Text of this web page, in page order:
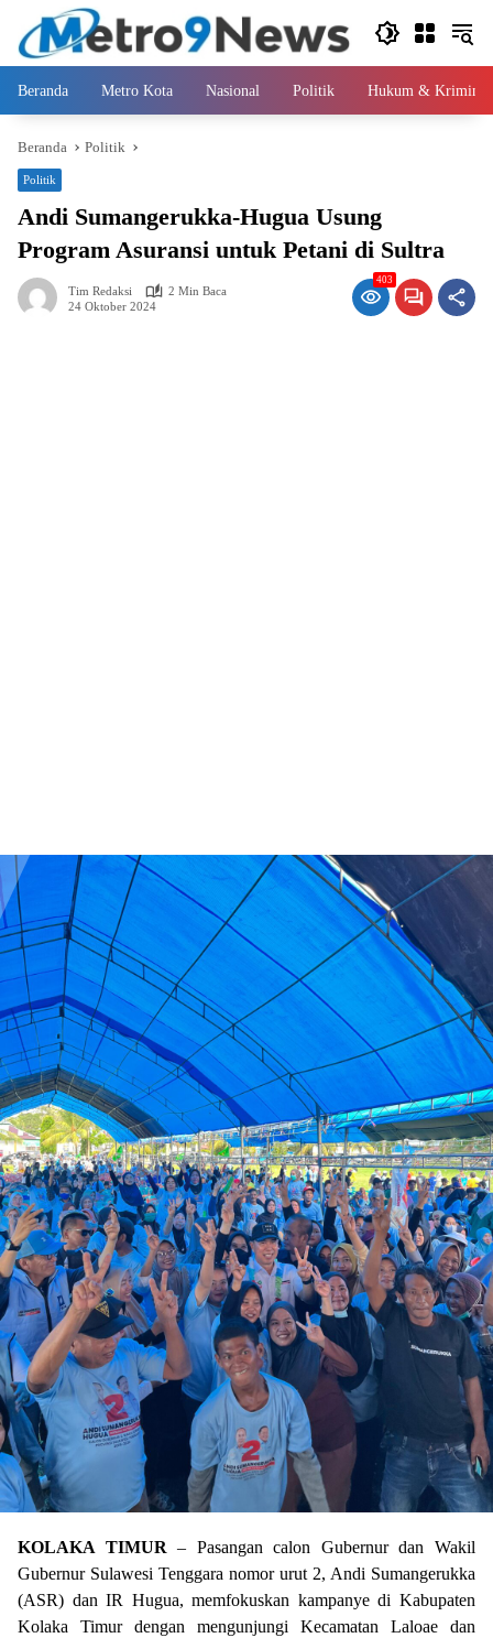
Langsung
konten
Beranda Metro Kota Nasional Politik Hukum & Kriminal
Beranda Politik
Politik
Andi Sumangerukka-Hugua Usung
Program Asuransi untuk Petani di Sultra
Tim Redaksi
2 Min Baca
24 Oktober 2024
403
KOLAKA TIMUR – Pasangan calon Gubernur dan Wakil
Gubernur Sulawesi Tenggara nomor urut 2, Andi Sumangerukka
(ASR) dan IR Hugua, memfokuskan kampanye di Kabupaten
Kolaka Timur dengan mengunjungi Kecamatan Laloae dan